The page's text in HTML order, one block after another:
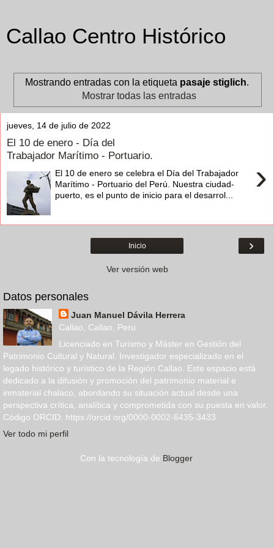
Callao Centro Histórico
Mostrando entradas con la etiqueta pasaje stiglich.
Mostrar todas las entradas
jueves, 14 de julio de 2022
El 10 de enero - Día del
Trabajador Marítimo - Portuario.
›
El 10 de enero se celebra el Día del Trabajador
Marítimo - Portuario del Perú. Nuestra ciudad-
puerto, es el punto de inicio para el desarrol...
›
Inicio
Ver versión web
Datos personales
Juan Manuel Dávila Herrera
Callao, Callao, Peru
Licenciado en Turismo y Máster en Gestión del
Patrimonio Cultural y Natural. Investigador especializado en el
legado histórico y turístico de la Región Callao. Este espacio está
dedicado a la difusión y promoción del patrimonio material e
inmaterial chalaco, abordando su situación actual desde una
perspectiva crítica, analítica y comprometida con su puesta en valor.
Código ORCID: https://orcid.org/0000-0002-6435-3433
Ver todo mi perfil
Con la tecnología de Blogger.